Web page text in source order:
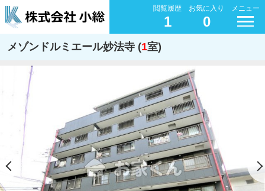
閲覧履歴
1
お気に入り
0
メニュー
メゾンドルミエール妙法寺 (1室)